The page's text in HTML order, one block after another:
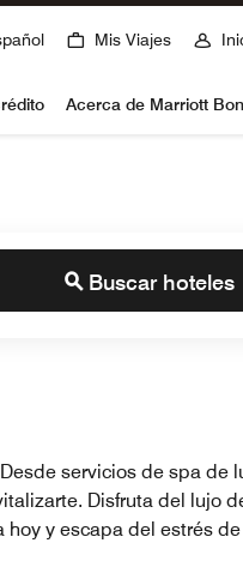
Mis Viajes
Acerca de Marriott
Buscar hoteles
servicios de spa de
Disfruta del lujo
y escapa del estrés